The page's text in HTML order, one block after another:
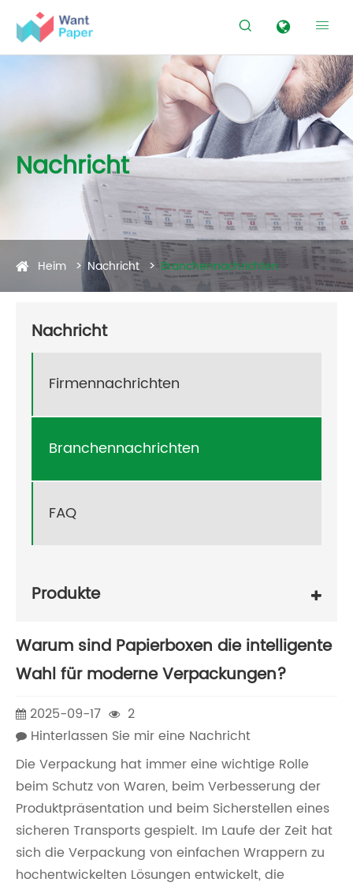
 
Nachricht
Heim Nachricht Branchennachrichten
Nachricht
Firmennachrichten
Branchennachrichten
FAQ
Produkte
Warum sind Papierboxen die intelligente
Wahl für moderne Verpackungen?
2025-09-17
2
Hinterlassen Sie mir eine Nachricht
Die Verpackung hat immer eine wichtige Rolle
beim Schutz von Waren, beim Verbesserung der
Produktpräsentation und beim Sicherstellen eines
sicheren Transports gespielt. Im Laufe der Zeit hat
sich die Verpackung von einfachen Wrappern zu
hochentwickelten Lösungen entwickelt, die